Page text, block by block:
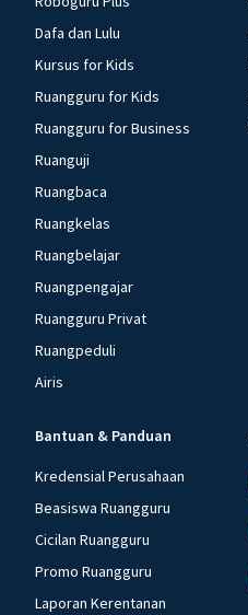
Dafa dan Lulu
Kursus for Kids
Ruangguru for Kids
Ruangguru for Business
Ruanguji
Ruangbaca
Ruangkelas
Ruangbelajar
Ruangpengajar
Ruangguru Privat
Ruangpeduli
Airis
Bantuan & Panduan
Kredensial Perusahaan
Beasiswa Ruangguru
Cicilan Ruangguru
Promo Ruangguru
Laporan Kerentanan